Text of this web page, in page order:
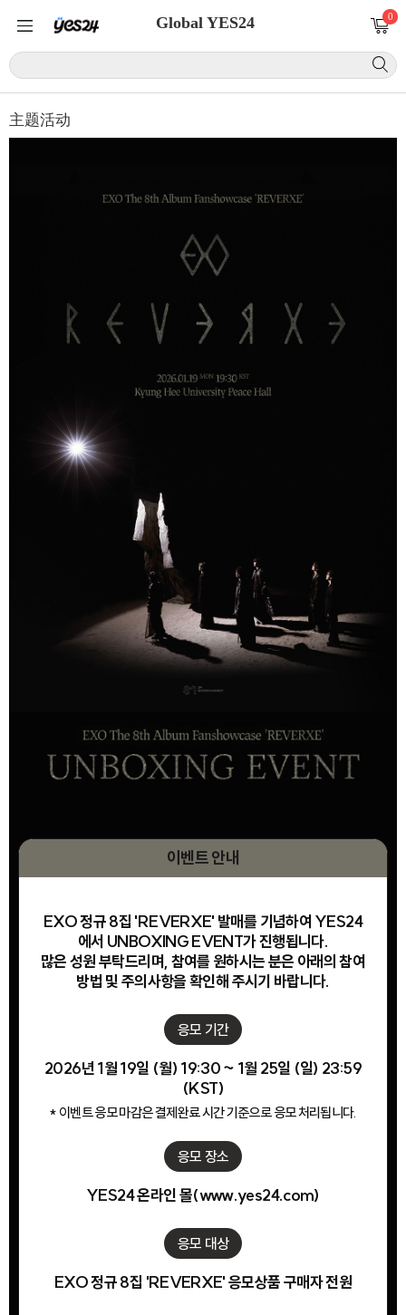
Global YES24 0
主题活动
이벤트 안내
EXO 정규 8집 'REVERXE' 발매를 기념하여 YES24
에서 UNBOXING EVENT가 진행됩니다.
많은 성원 부탁드리며, 참여를 원하시는 분은 아래의 참여
방법 및 주의사항을 확인해 주시기 바랍니다.
응모 기간
2026년 1월 19일 (월) 19:30 ~ 1월 25일 (일) 23:59
(KST)
* 이벤트 응모 마감은 결제완료 시간 기준으로 응모 처리됩니다.
응모 장소
YES24 온라인 몰(www.yes24.com)
응모 대상
EXO 정규 8집 'REVERXE' 응모상품 구매자 전원